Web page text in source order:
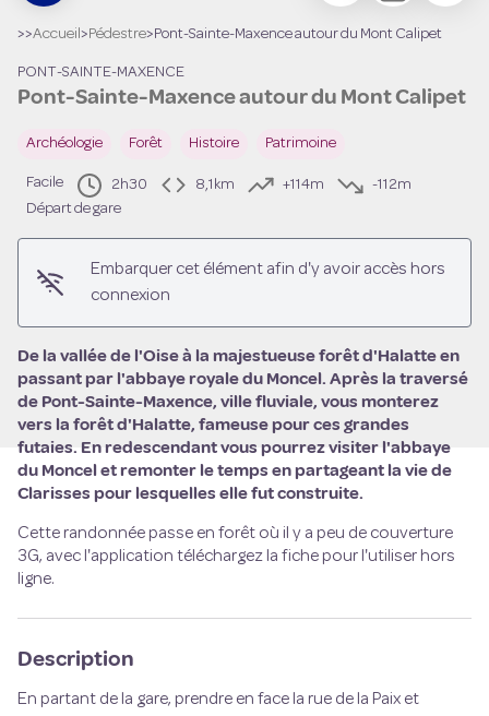
>>Accueil > Pédestre> Pont-Sainte-Maxence autour du Mont Calipet
PONT-SAINTE-MAXENCE
Pont-Sainte-Maxence autour du Mont Calipet
Archéologie Forêt Histoire Patrimoine
Facile 2h30 8,1km +114m
-112m
Départ de gare
Embarquer cet élément afin d'y avoir accès hors
connexion
De la vallée de l'Oise à la majestueuse forêt d'Halatte en
passant par l'abbaye royale du Moncel. Après la traversé
de Pont-Sainte-Maxence, ville fluviale, vous monterez
vers la forêt d'Halatte, fameuse pour ces grandes
futaies. En redescendant vous pourrez visiter l'abbaye
du Moncel et remonter le temps en partageant la vie de
Clarisses pour lesquelles elle fut construite.
Cette randonnée passe en forêt où il y a peu de couverture
3G, avec l'application téléchargez la fiche pour l'utiliser hors
ligne.
Description
En partant de la gare, prendre en face la rue de la Paix et